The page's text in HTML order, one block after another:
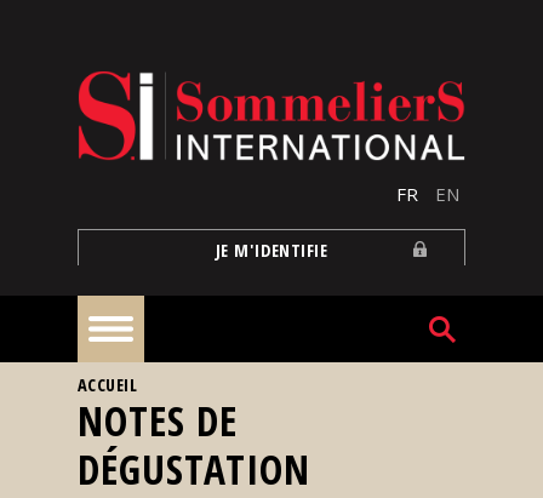
FR EN
JE M'IDENTIFIE
À
la
une
VOUS ÊTES ICI
ACCUEIL
NOTES DE
DÉGUSTATION